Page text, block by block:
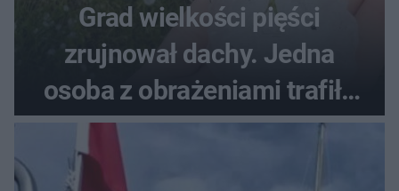
Grad wielkości pięści
zrujnował dachy. Jedna
osoba z obrażeniami trafiła
do szpitala